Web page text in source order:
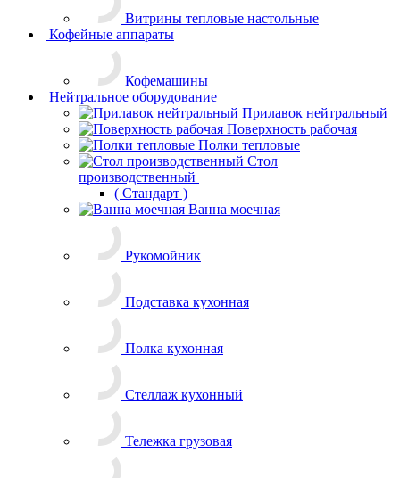
Поверхность рабочая
производственный
( Стандарт )
Ванна моечная
Рукомойник
Подставка кухонная
Полка кухонная
Стеллаж кухонный